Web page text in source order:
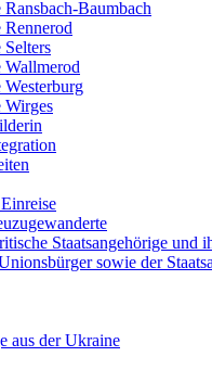
Baumbach
Rennerod
Selters
Wallmerod
Westerburg
Wirges
Staatsangehörige und
sowie der
aus der Ukraine